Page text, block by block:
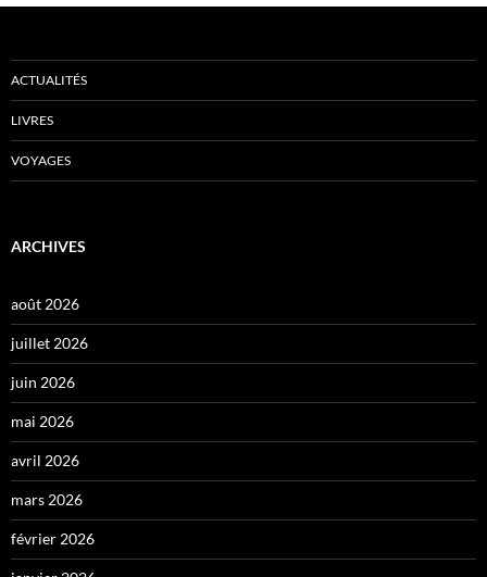
ACTUALITÉS
LIVRES
VOYAGES
ARCHIVES
août 2026
juillet 2026
juin 2026
mai 2026
avril 2026
mars 2026
février 2026